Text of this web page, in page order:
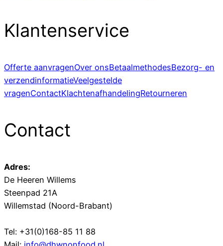
Klantenservice
Offerte aanvragenOver onsBetaalmethodesBezorg- en
verzendinformatieVeelgestelde
vragenContactKlachtenafhandelingRetourneren
Contact
Adres:
De Heeren Willems
Steenpad 21A
Willemstad (Noord-Brabant)
Tel: +31(0)168-85 11 88